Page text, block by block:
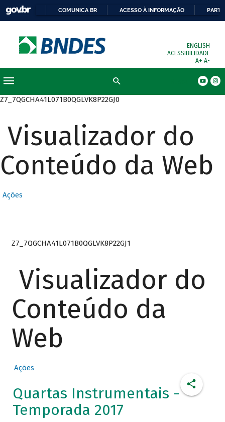
COMUNICA BR ACESSO À INFORMAÇÃO
ENGLISH
ACESSIBILIDADE
A+ A-
Z7_7QGCHA41L071B0QGLVK8P22GJ0
Visualizador do
Conteúdo da Web
Ações
Z7_7QGCHA41L071B0QGLVK8P22GJ1
Visualizador do
Conteúdo da
Web
Ações
Quartas Instrumentais -
Temporada 2017